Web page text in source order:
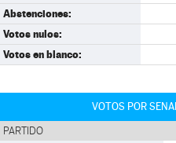
Abstenciones:
Votos nulos:
Votos en blanco:
VOTOS POR
PARTIDO